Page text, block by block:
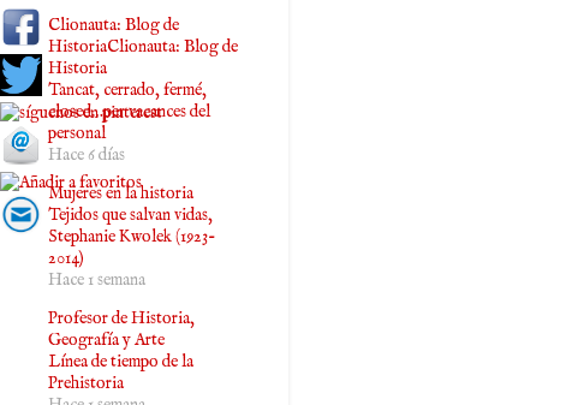
Clionauta: Blog de
HistoriaClionauta: Blog de
Historia
Tancat, cerrado, fermé,
closed…per vacances del
personal
Hace 6 días
Mujeres en la historia
Tejidos que salvan vidas,
Stephanie Kwolek (1923-
2014)
Hace 1 semana
Profesor de Historia,
Geografía y Arte
Línea de tiempo de la
Prehistoria